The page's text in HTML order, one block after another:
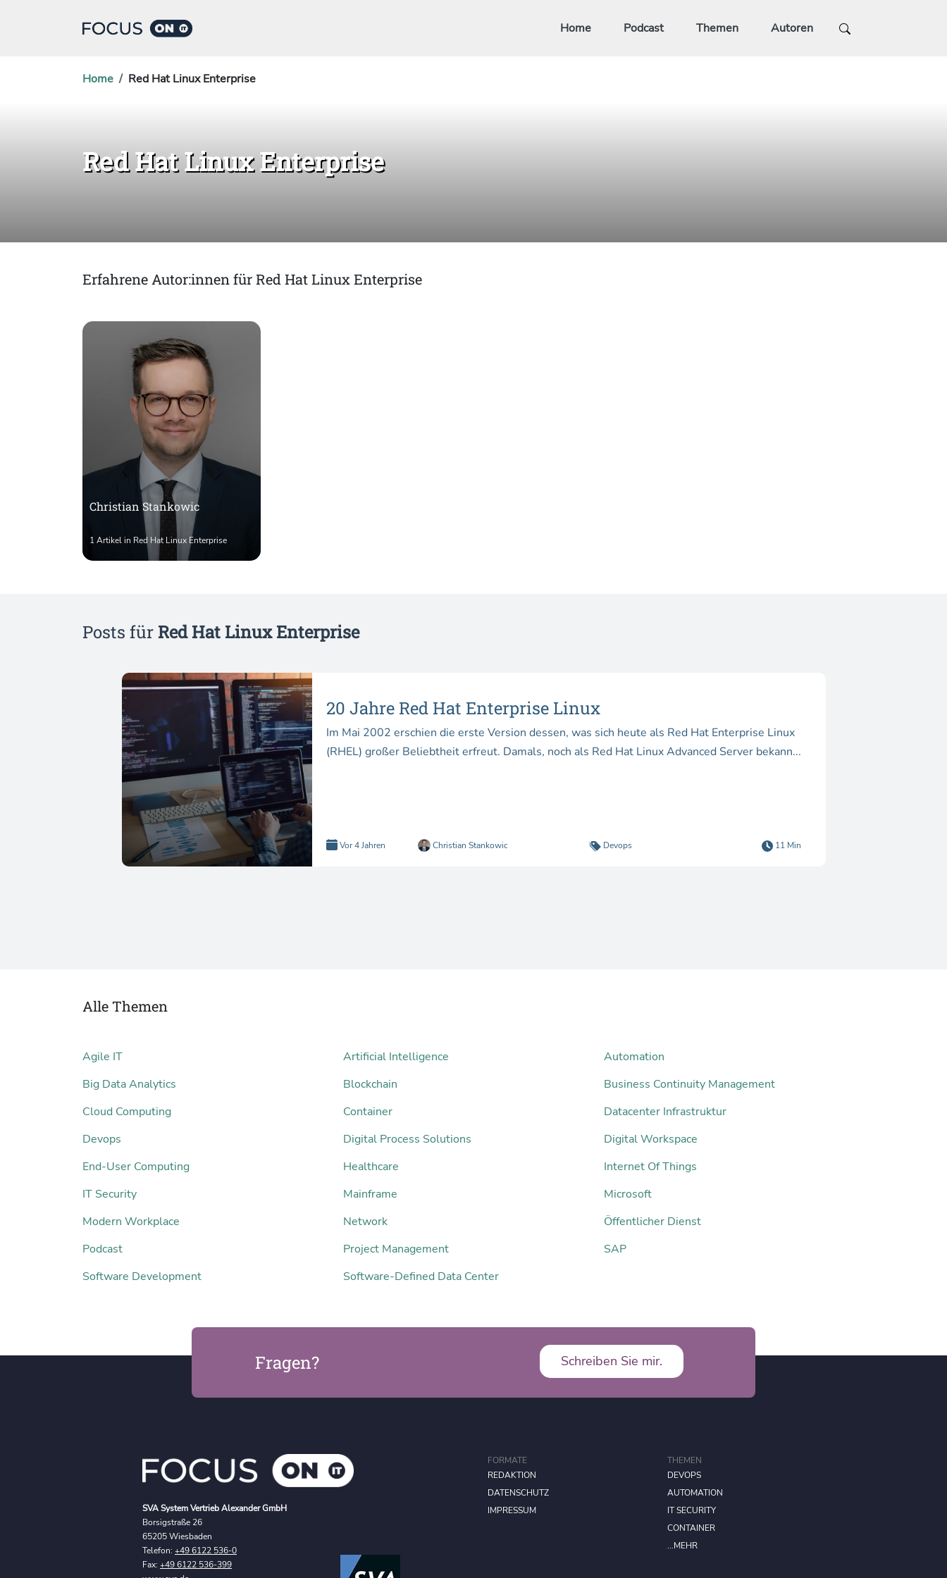
Home Podcast Themen Autoren
Home Red Hat Linux Enterprise
Red Hat Linux Enterprise
Erfahrene Autor:innen für Red Hat Linux Enterprise
Christian Stankowic
1 Artikel in Red Hat Linux Enterprise
Posts für Red Hat Linux Enterprise
20 Jahre Red Hat Enterprise Linux
Im Mai 2002 erschien die erste Version dessen, was sich heute als Red Hat Enterprise Linux
(RHEL) großer Beliebtheit erfreut. Damals, noch als Red Hat Linux Advanced Server bekann...
Vor 4 Jahren Christian Stankowic Devops 11 Min
Alle Themen
Agile IT Artificial Intelligence
Automation
Big Data Analytics
Blockchain
Business Continuity Management
Cloud Computing
Container
Datacenter Infrastruktur
Devops
Digital Process Solutions
Digital Workspace
End-User Computing
Healthcare
Internet Of Things
IT Security
Mainframe
Microsoft
Modern Workplace
Network
Öffentlicher Dienst
Podcast
Project Management
SAP
Software Development
Software-Defined Data Center
Fragen? Schreiben Sie mir.
SVA System Vertrieb Alexander GmbH
Borsigstraße 26
65205 Wiesbaden
Telefon: +49 6122 536-0
Fax: +49 6122 536-399
FORMATE
REDAKTION
DATENSCHUTZ
IMPRESSUM
THEMEN
DEVOPS
AUTOMATION
IT SECURITY
CONTAINER
...MEHR